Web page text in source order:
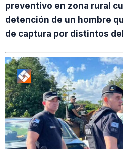
preventivo en zona rural
detención de un hombre
de captura por distintos